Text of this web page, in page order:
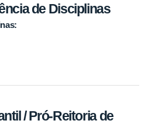
de Disciplinas
/ Pró-Reitoria de